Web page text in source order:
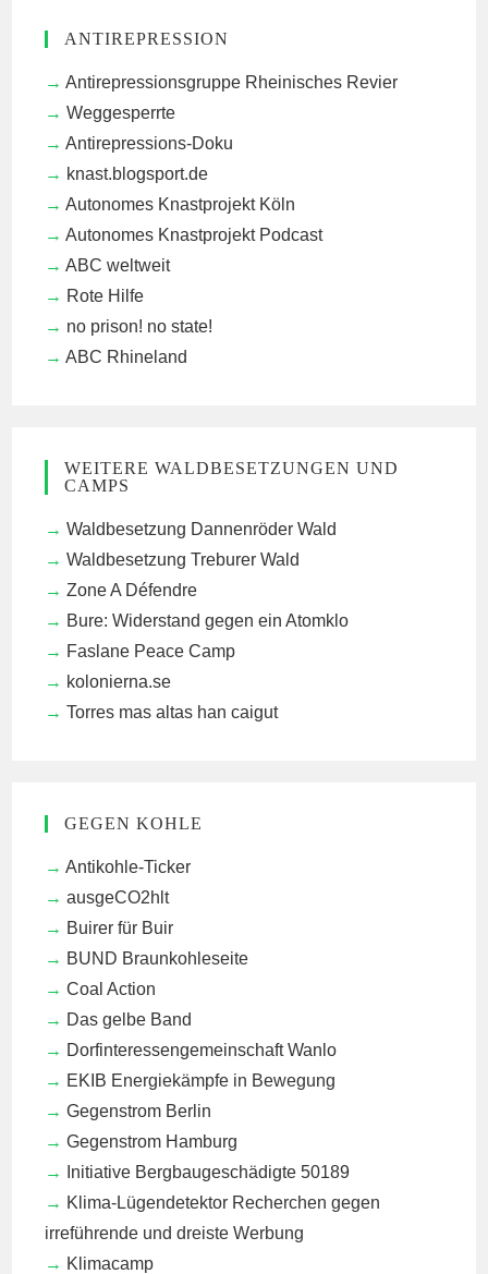
ANTIREPRESSION
Antirepressionsgruppe Rheinisches Revier
Weggesperrte
Antirepressions-Doku
knast.blogsport.de
Autonomes Knastprojekt Köln
Autonomes Knastprojekt Podcast
ABC weltweit
Rote Hilfe
no prison! no state!
ABC Rhineland
WEITERE WALDBESETZUNGEN UND
CAMPS
Waldbesetzung Dannenröder Wald
Waldbesetzung Treburer Wald
Zone A Défendre
Bure: Widerstand gegen ein Atomklo
Faslane Peace Camp
kolonierna.se
Torres mas altas han caigut
GEGEN KOHLE
Antikohle-Ticker
ausgeCO2hlt
Buirer für Buir
BUND Braunkohleseite
Coal Action
Das gelbe Band
Dorfinteressengemeinschaft Wanlo
EKIB Energiekämpfe in Bewegung
Gegenstrom Berlin
Gegenstrom Hamburg
Initiative Bergbaugeschädigte 50189
Klima-Lügendetektor Recherchen gegen
irreführende und dreiste Werbung
Klimacamp